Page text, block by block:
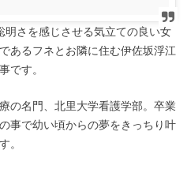
明さを感じさせる気立ての良い女
あるフネとお隣に住む伊佐坂浮江
です。
の名門、北里大学看護学部。卒業
事で幼い頃からの夢をきっちり叶
。